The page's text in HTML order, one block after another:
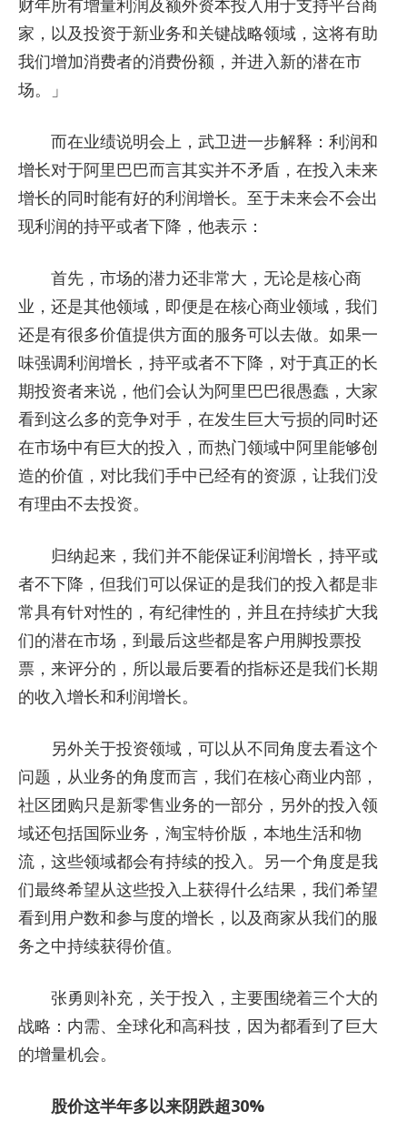
家，以及投资于新业务和关键战略领域，这将有助
我们增加消费者的消费份额，并进入新的潜在市
场。」
而在业绩说明会上，武卫进一步解释：利润和
增长对于阿里巴巴而言其实并不矛盾，在投入未来
增长的同时能有好的利润增长。至于未来会不会出
现利润的持平或者下降，他表示：
首先，市场的潜力还非常大，无论是核心商
业，还是其他领域，即便是在核心商业领域，我们
还是有很多价值提供方面的服务可以去做。如果一
味强调利润增长，持平或者不下降，对于真正的长
期投资者来说，他们会认为阿里巴巴很愚蠢，大家
看到这么多的竞争对手，在发生巨大亏损的同时还
在市场中有巨大的投入，而热门领域中阿里能够创
造的价值，对比我们手中已经有的资源，让我们没
有理由不去投资。
归纳起来，我们并不能保证利润增长，持平或
者不下降，但我们可以保证的是我们的投入都是非
常具有针对性的，有纪律性的，并且在持续扩大我
们的潜在市场，到最后这些都是客户用脚投票投
票，来评分的，所以最后要看的指标还是我们长期
的收入增长和利润增长。
另外关于投资领域，可以从不同角度去看这个
问题，从业务的角度而言，我们在核心商业内部，
社区团购只是新零售业务的一部分，另外的投入领
域还包括国际业务，淘宝特价版，本地生活和物
流，这些领域都会有持续的投入。另一个角度是我
们最终希望从这些投入上获得什么结果，我们希望
看到用户数和参与度的增长，以及商家从我们的服
务之中持续获得价值。
张勇则补充，关于投入，主要围绕着三个大的
战略：内需、全球化和高科技，因为都看到了巨大
的增量机会。
股价这半年多以来阴跌超30%